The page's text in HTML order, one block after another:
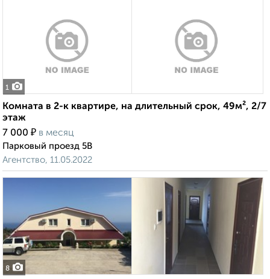
1
Комната в 2-к квартире, на длительный срок, 49м², 2/7
этаж
7 000 ₽ в месяц
Парковый проезд 5В
Агентство, 11.05.2022
8